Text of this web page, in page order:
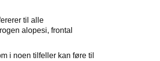
til alle
alopesi, frontal
i noen tilfeller kan føre til